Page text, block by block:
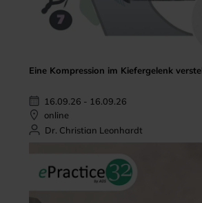
Eine Kompression im Kiefergelenk
16.09.26 - 16.09.26
online
Dr. Christian Leonhardt